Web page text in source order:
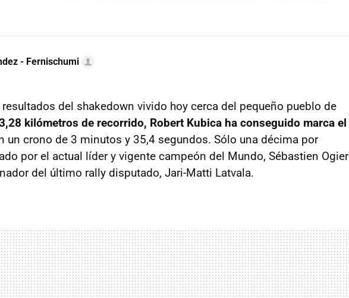
- Fernischumi
del shakedown vivido hoy cerca del pequeño pueblo de
kilómetros de recorrido, Robert Kubica ha conseguido marca el
un crono de 3 minutos y 35,4 segundos. Sólo una décima por
por el actual líder y vigente campeón del Mundo, Sébastien Ogier
del último rally disputado, Jari-Matti Latvala.